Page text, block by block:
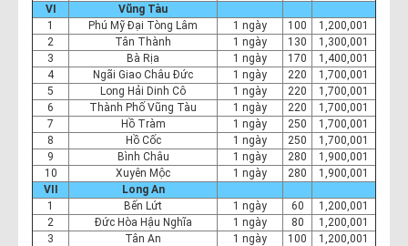
VI
Vũng Tàu
1
Phú Mỹ Đại Tòng Lâm 1 ngày 100
1,200,001
2
Tân Thành 1 ngày 130
1,300,001
3
Bà Rịa 1 ngày 170
1,400,001
4
Ngãi Giao Châu Đức 1 ngày 220
1,700,001
5
Long Hải Dinh Cô 1 ngày 220
1,700,001
6
Thành Phố Vũng Tàu 1 ngày 220
1,700,001
7
Hồ Tràm 1 ngày 250
1,700,001
8
Hồ Cốc 1 ngày 250
1,700,001
9
Bình Châu 1 ngày 280
1,900,001
10
Xuyên Mộc 1 ngày 280
1,900,001
VII
Long An
1
Bến Lứt 1 ngày 60
1,200,001
2
Đức Hòa Hậu Nghĩa 1 ngày 80
1,200,001
3
Tân An 1 ngày 100
1,200,001